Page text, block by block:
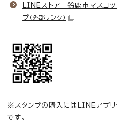
LINEストア 鈴鹿市マスコッ
プ（外部リンク）
※スタンプの購入にはLINEアプリ
です。